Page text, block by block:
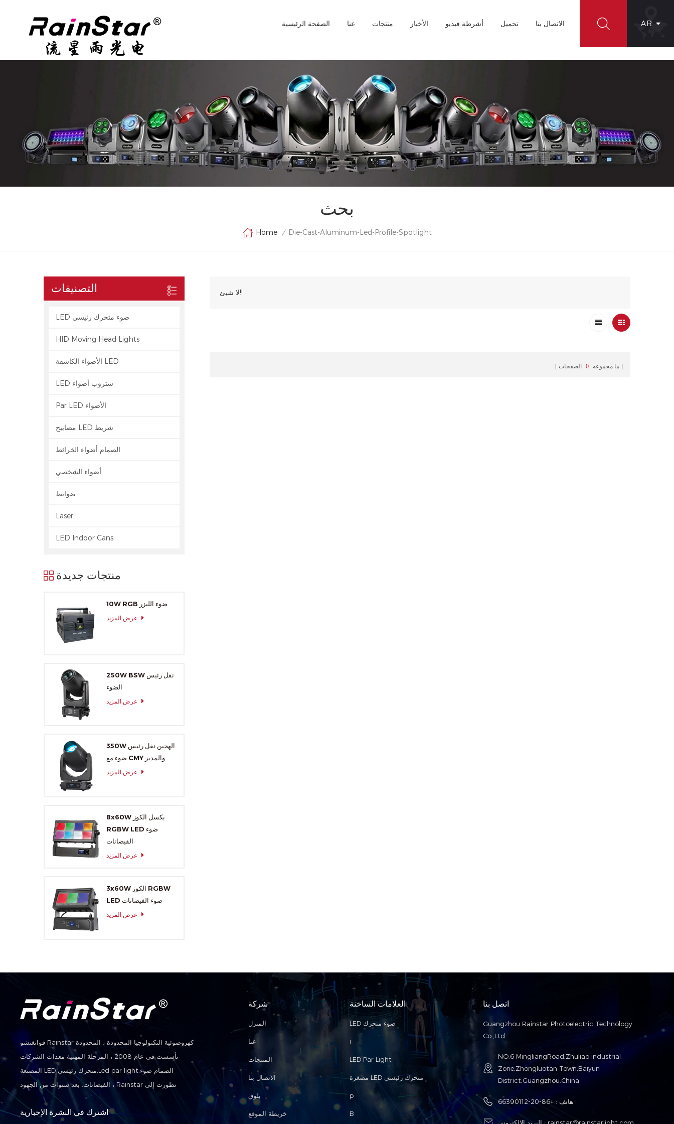
AR الصفحة الرئيسية عنا منتجات الأخبار أشرطة فيديو تحميل الاتصال بنا
بحث
Home / Die-Cast-Aluminum-Led-Profile-Spotlight
التصنيفات
LED ضوء متحرك رئيسي
HID Moving Head Lights
الأضواء الكاشفة LED
LED ستروب أضواء
Par LED الأضواء
مصابيح LED شريط
الصمام أضواء الخرائط
أضواء الشخصي
ضوابط
Laser
LED Indoor Cans
منتجات جديدة
10W RGB ضوء الليزر
عرض المزيد
250W BSW نقل رئيس
الضوء
عرض المزيد
350W الهجين نقل رئيس
ضوء مع CMY والمدير
عرض المزيد
8x60W بكسل الكوز
RGBW LED ضوء
الفيضانات
عرض المزيد
3x60W الكوز RGBW
LED ضوء الفيضانات
عرض المزيد
لا شيئ!!
ما مجموعه 0 الصفحات
قوانغتشو Rainstar كهروضوئية التكنولوجيا المحدودة ، المحدودة
تأسست في عام 2008 ، المرحلة المهنية معدات الشركات
المصنعة LED متحرك رئيسي,Led par light.الصمام ضوء
الفيضانات. بعد سنوات من الجهود ، Rainstar تطورت إلى
مجموعة من التنمية والإنتاج والمبيعات والخدمة في واحدة من
الحديث شركات التكنولوجيا الفائقة.ونحن منح شركات التكنولوجيا
اشترك في النشرة الإخبارية
شركة
المنزل
عنا
المنتجات
الاتصال بنا
بلوق
خريطة الموقع
العلامات الساخنة
LED ضوء متحرك
i
LED Par Light
مصغرة LED متحرك رئيسي
p
B
اتصل بنا
Guangzhou Rainstar Photoelectric Technology
Co.,Ltd
NO.6 MingliangRoad,Zhuliao industrial
Zone,Zhongluotan Town,Baiyun
District,Guangzhou.China
هاتف :+86-20-66390112
البريد الإلكتروني : rainstar@rainstarlight.com